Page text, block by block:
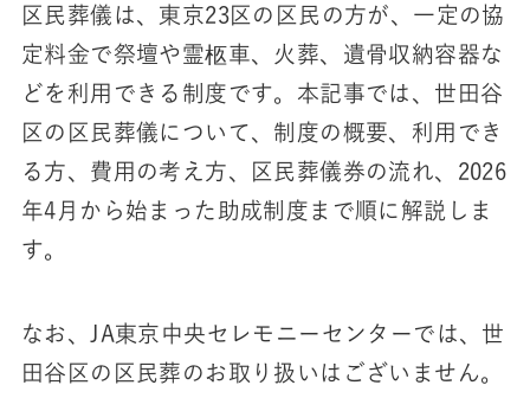
区民葬儀は、東京23区の区民の方が、一定の協
定料金で祭壇や霊柩車、火葬、遺骨収納容器な
どを利用できる制度です。本記事では、世田谷
区の区民葬儀について、制度の概要、利用でき
る方、費用の考え方、区民葬儀券の流れ、2026
年4月から始まった助成制度まで順に解説しま
す。
なお、JA東京中央セレモニーセンターでは、世
田谷区の区民葬のお取り扱いはございません。